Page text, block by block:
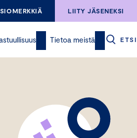
LIITY JÄSENEKSI
Tietoa meistä ETSI